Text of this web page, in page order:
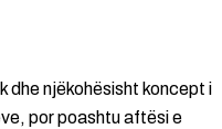
dhe njëkohësisht koncept i
por poashtu aftësi e